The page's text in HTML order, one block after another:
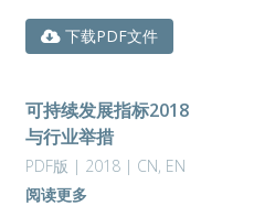
下载PDF文件
可持续发展指标2018
与行业举措
PDF版 | 2018 | CN, EN
阅读更多